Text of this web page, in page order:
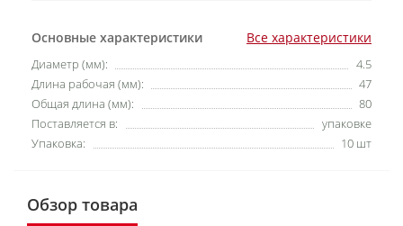
Основные характеристики Все характеристики
Диаметр (мм):
4.5
Длина рабочая (мм):
47
Общая длина (мм):
80
Поставляется в:
упаковке
Упаковка:
10 шт
Обзор товара